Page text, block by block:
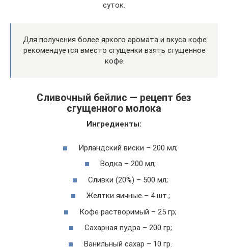
суток.
Для получения более яркого аромата и вкуса кофе
рекомендуется вместо сгущенки взять сгущенное
кофе.
Сливочный бейлис — рецепт без
сгущенного молока
Ингредиенты:
Ирландский виски – 200 мл;
Водка – 200 мл;
Сливки (20%) – 500 мл;
Желтки яичные – 4 шт.;
Кофе растворимый – 25 гр;
Сахарная пудра – 200 гр;
Ванильный сахар – 10 гр.